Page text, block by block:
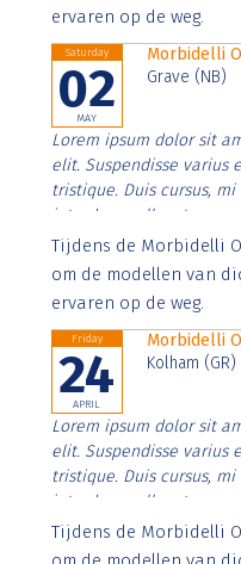
ervaren op de weg.
Saturday
02
MAY
Morbidelli
Grave (NB)
Lorem ipsum dolor sit
elit. Suspendisse varius
tristique. Duis cursus,
interdum nulla, ut
Aenean faucibus nibh
imperdiet. Nunc ut sem
Tijdens de Morbidelli
om de modellen van
ervaren op de weg.
Friday
24
APRIL
Morbidelli
Kolham (GR)
Lorem ipsum dolor sit
elit. Suspendisse varius
tristique. Duis cursus,
interdum nulla, ut
Aenean faucibus nibh
imperdiet. Nunc ut sem
Tijdens de Morbidelli